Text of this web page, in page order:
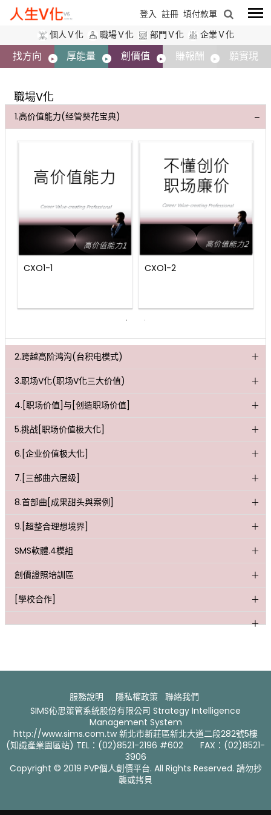
登入 註冊 填付款單
個人Ｖ化
職場Ｖ化 部門Ｖ化 企業Ｖ化
找方向 厚能量 創價值 賺報酬 願實現
職場V化
1.高价值能力(经管葵花宝典)
CXO1-1 CXO1-2
2.跨越高阶鸿沟(台积电模式)
3.职场V化(职场V化三大价值)
4.[职场价值]与[创造职场价值]
5.挑战[职场价值极大化]
6.[企业价值极大化]
7.[三部曲六层级]
8.首部曲[成果甜头與案例]
9.[超整合理想境界]
SMS軟體.4模組
創價證照培訓區
[學校合作]
服務說明 隱私權政策 聯絡我們 ​
SIMS伈思策管系統股份有限公司 Strategy Intelligence
Management System
http://www.sims.com.tw 新北市新莊區新北大道二段282號5樓
(知識產業園區站) TEL：(02)8521-2196 #602 FAX：(02)8521-
3906
Copyright © 2019 PVP個人創價平台. All Rights Reserved. 請勿抄
襲或拷貝